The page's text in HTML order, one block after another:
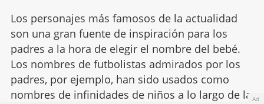
Los personajes más famosos de la actualidad
son una gran fuente de inspiración para los
padres a la hora de elegir el nombre del bebé.
Los nombres de futbolistas admirados por los
padres, por ejemplo, han sido usados como
nombres de infinidades de niños a lo largo de la Ad